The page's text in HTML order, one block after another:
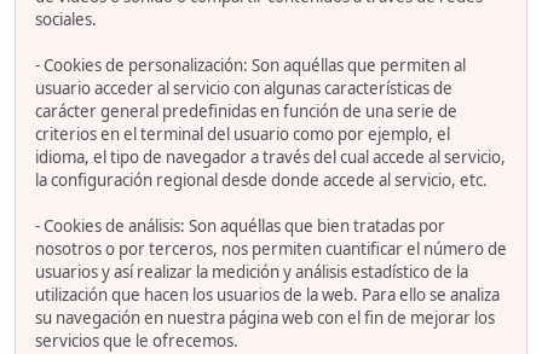
sociales.
- Cookies de personalización: Son aquéllas que permiten al
usuario acceder al servicio con algunas características de
carácter general predefinidas en función de una serie de
criterios en el terminal del usuario como por ejemplo, el
idioma, el tipo de navegador a través del cual accede al servicio,
la configuración regional desde donde accede al servicio, etc.
- Cookies de análisis: Son aquéllas que bien tratadas por
nosotros o por terceros, nos permiten cuantificar el número de
usuarios y así realizar la medición y análisis estadístico de la
utilización que hacen los usuarios de la web. Para ello se analiza
su navegación en nuestra página web con el fin de mejorar los
servicios que le ofrecemos.